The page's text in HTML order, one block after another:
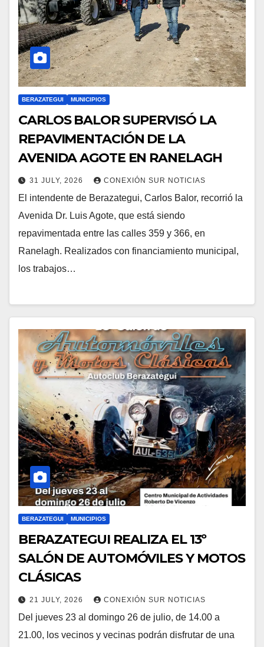
BERAZATEGUI MUNICIPIOS
CARLOS BALOR SUPERVISÓ LA
REPAVIMENTACIÓN DE LA
AVENIDA AGOTE EN RANELAGH
31 JULY, 2026 CONEXIÓN SUR NOTICIAS
El intendente de Berazategui, Carlos Balor, recorrió la
Avenida Dr. Luis Agote, que está siendo
repavimentada entre las calles 359 y 366, en
Ranelagh. Realizados con financiamiento municipal,
los trabajos…
BERAZATEGUI MUNICIPIOS
BERAZATEGUI REALIZA EL 13º
SALÓN DE AUTOMÓVILES Y MOTOS
CLÁSICAS
21 JULY, 2026 CONEXIÓN SUR NOTICIAS
Del jueves 23 al domingo 26 de julio, de 14.00 a
21.00, los vecinos y vecinas podrán disfrutar de una